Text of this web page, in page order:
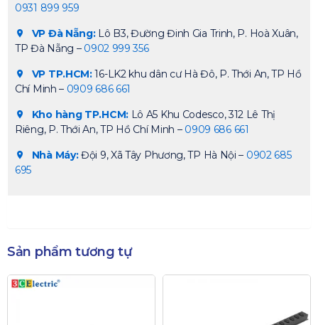
0931 899 959
VP Đà Nẵng:Lô B3, Đường Đinh Gia Trinh, P. Hoà Xuân,
TP Đà Nẵng – 0902 999 356
VP TP.HCM:16-LK2 khu dân cư Hà Đô, P. Thới An, TP Hồ
Chí Minh – 0909 686 661
Kho hàng TP.HCM:Lô A5 Khu Codesco, 312 Lê Thị
Riêng, P. Thới An, TP Hồ Chí Minh – 0909 686 661
Nhà Máy:Đội 9, Xã Tây Phương, TP Hà Nội – 0902 685
695
Sản phẩm tương tự